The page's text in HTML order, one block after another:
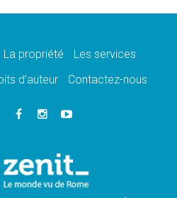
paix et de dignité humaine»
Pape en Uruguay renforcera
Ukraine: «Il est inquiétant
Pérou, une lueur d'espoir pour
quête de paix
La propriété
Les services
d’auteur Contactez-nous